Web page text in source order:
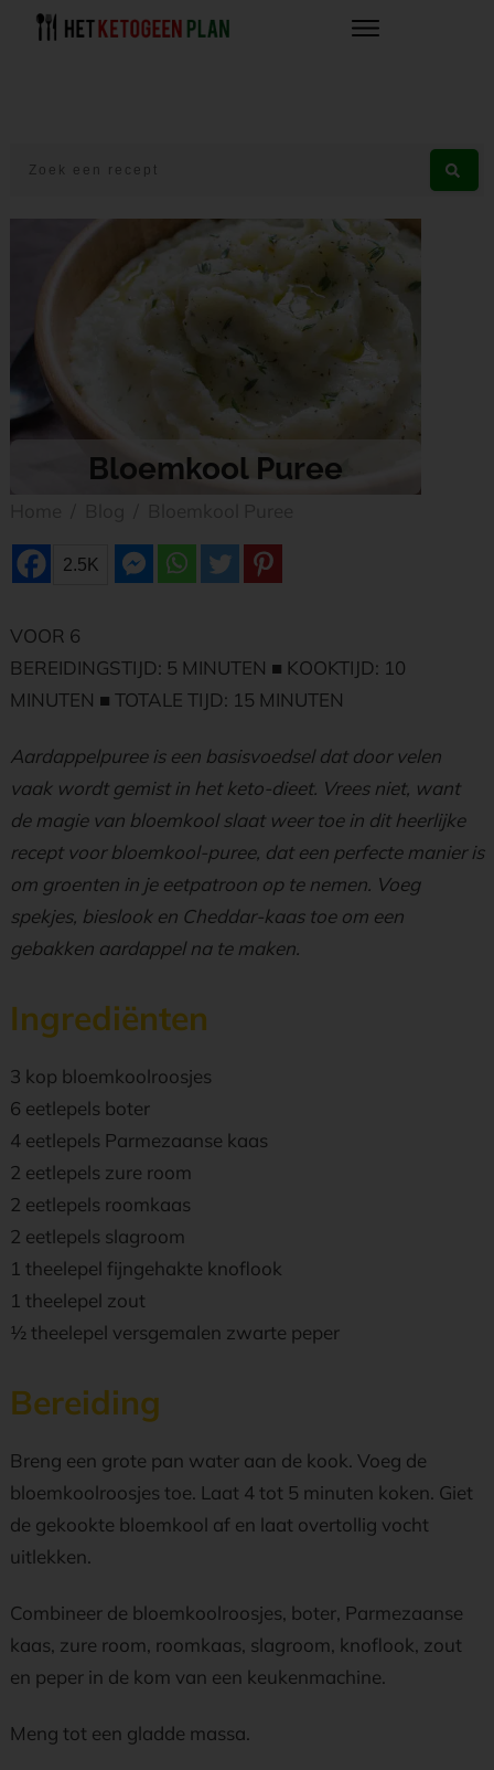
Bloemkool Puree
2.5K
VOOR 6
BEREIDINGSTIJD: 5 MINUTEN ■ KOOKTIJD: 10
MINUTEN ■ TOTALE TIJD: 15 MINUTEN
Aardappelpuree is een basisvoedsel dat door velen
vaak wordt gemist in het keto-dieet. Vrees niet, want
de magie van bloemkool slaat weer toe in dit heerlijke
recept voor bloemkool-puree, dat een perfecte manier is
om groenten in je eetpatroon op te nemen. Voeg
spekjes, bieslook en Cheddar-kaas toe om een ​
gebakken aardappel na te maken.
Ingrediënten
3 kop bloemkoolroosjes
6 eetlepels boter
4 eetlepels Parmezaanse kaas
2 eetlepels zure room
2 eetlepels roomkaas
2 eetlepels slagroom
1 theelepel fijngehakte knoflook
1 theelepel zout
1⁄2 theelepel versgemalen zwarte peper
Bereiding
Breng een grote pan water aan de kook. Voeg de
bloemkoolroosjes toe. Laat 4 tot 5 minuten koken. Giet
de gekookte bloemkool af en laat overtollig vocht
uitlekken.
Combineer de bloemkoolroosjes, boter, Parmezaanse
kaas, zure room, roomkaas, slagroom, knoflook, zout
en peper in de kom van een keukenmachine.
Meng tot een gladde massa.